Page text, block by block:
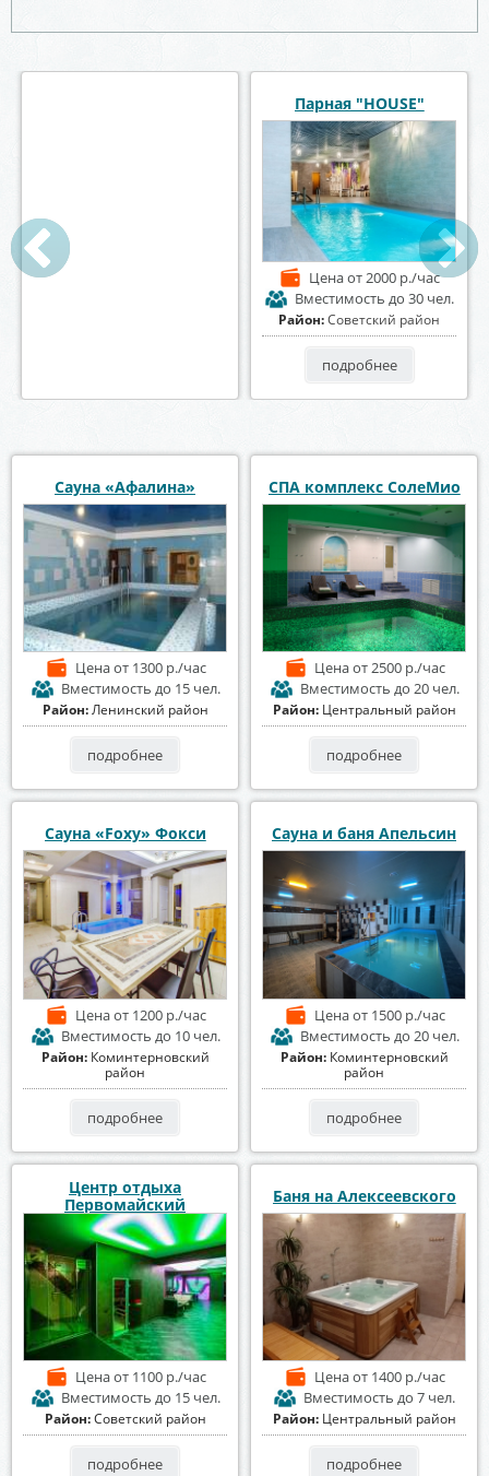
Парная "HOUSE"
Ценаот 2000 р./час
Вместимость до 30 чел.
Район:Советский район
подробнее
Сауна «Афалина»
Ценаот 1300 р./час
Вместимость до 15 чел.
Район:Ленинский район
подробнее
СПА комплекс СолеМио
Ценаот 2500 р./час
Вместимость до 20 чел.
Район: Центральный район
подробнее
Сауна «Foxy» Фокси
Ценаот 1200 р./час
Вместимость до 10 чел.
Район: Коминтерновский
район
подробнее
Сауна и баня Апельсин
Ценаот 1500 р./час
Вместимость до 20 чел.
Район: Коминтерновский
район
подробнее
Центр отдыха
Первомайский
Ценаот 1100 р./час
Вместимость до 15 чел.
Район:Советский район
подробнее
Баня на Алексеевского
Ценаот 1400 р./час
Вместимость до 7 чел.
Район: Центральный район
подробнее